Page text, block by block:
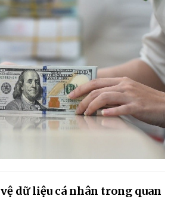
vệ dữ liệu cá nhân trong quan